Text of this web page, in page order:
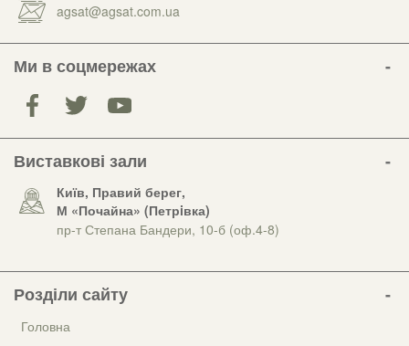
agsat@agsat.com.ua
Ми в соцмережах
Виставкові зали
Київ, Правий берег,
М «Почайна» (Петрiвка)
пр-т Степана Бандери, 10-б (оф.4-8)
Розділи сайту
Головна